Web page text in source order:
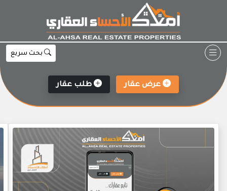
بحث سريع
عرض عقار طلب عقار